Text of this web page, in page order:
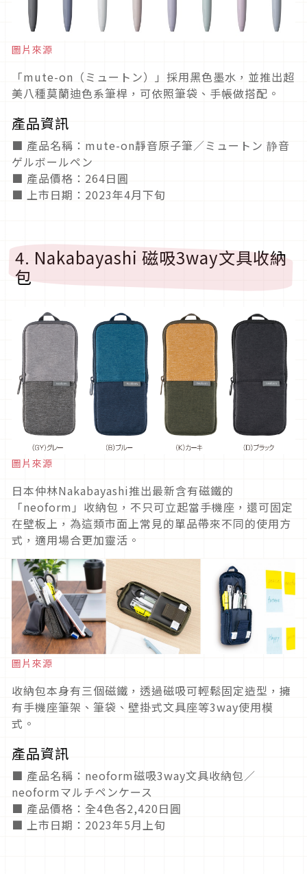
圖片來源
「mute-on（ミュートン）」採用黑色墨水，並推出超
美八種莫蘭迪色系筆桿，可依照筆袋、手帳做搭配。
產品資訊
■ 產品名稱：mute-on靜音原子筆／ミュートン 静音
ゲルボールペン
■ 產品價格：264日圓
■ 上市日期：2023年4月下旬
4. Nakabayashi 磁吸3way文具收納
包
圖片來源
日本仲林Nakabayashi推出最新含有磁鐵的
「neoform」收納包，不只可立起當手機座，還可固定
在壁板上，為這類市面上常見的單品帶來不同的使用方
式，適用場合更加靈活。
圖片來源
收納包本身有三個磁鐵，透過磁吸可輕鬆固定造型，擁
有手機座筆架、筆袋、壁掛式文具座等3way使用模
式。
產品資訊
■ 產品名稱：neoform磁吸3way文具收納包／
neoformマルチペンケース
■ 產品價格：全4色各2,420日圓
■ 上市日期：2023年5月上旬